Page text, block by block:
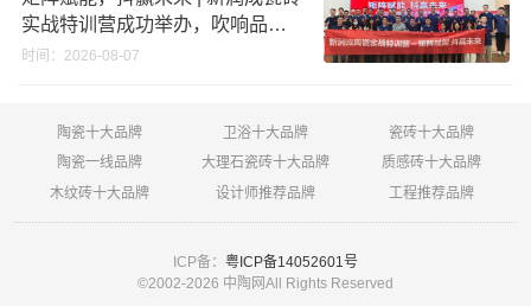
实战特训营成功举办，吹响品牌
秋季营销冲锋号！
时间：2026-08-07
陶瓷十大品牌 卫浴十大品牌
瓷砖十大品牌
陶瓷一线品牌
大理石瓷砖十大品牌
质感砖十大品牌
木纹砖十大品牌
设计师推荐品牌 工程推荐品牌
ICP备： 粤ICP备14052601号
©2002-2026 中陶网All Rights Reserved